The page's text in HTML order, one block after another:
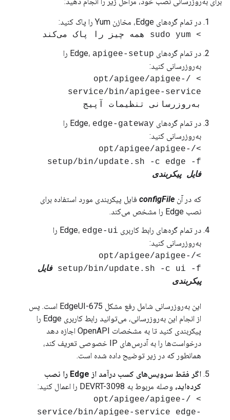
در تمام گره‌های Edge، مخازن Yum را پاک کنید:
> sudo yum همه چیز را پاک می‌کند
در تمام گره‌های Edge، apigee-setup
را
به‌روزرسانی کنید:
> /opt/apigee/apigee-
service/bin/apigee-service
به‌روزرسانی تنظیمات آپیج
در تمام گره‌های Edge، edge-gateway
را
به‌روزرسانی کنید:
>/opt/apigee/apigee-
setup/bin/update.sh -c edge -f
فایل پیکربندی
که در آن configFile فایل پیکربندی مورد استفاده برای
نصب Edge را مشخص می‌کند.
در تمام گره‌های رابط کاربری Edge، edge-ui
را
به‌روزرسانی کنید:
>/opt/apigee/apigee-
setup/bin/update.sh -c ui -f
فایل
پیکربندی
این به‌روزرسانی شامل رفع مشکل EdgeUI-675 است. پس
از انجام این به‌روزرسانی، می‌توانید رابط کاربری Edge را
پیکربندی کنید تا به مشخصات OpenAPI اجازه دهد
درخواست‌ها را به آدرس‌های IP خصوصی تعریف کند،
همانطور که در زیر توضیح داده شده است.
اگر فقط سرویس‌های کسب درآمد از Edge را نصب
کرده‌اید، وصله مربوط به DEVRT-3098 را اعمال کنید:
> /opt/apigee/apigee-
service/bin/apigee-service edge-